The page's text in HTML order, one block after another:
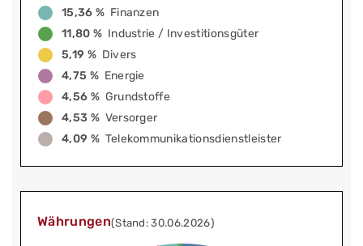
15,36 % Finanzen
11,80 % Industrie / Investitionsgüter
5,19 % Divers
4,75 % Energie
4,56 % Grundstoffe
4,53 % Versorger
4,09 % Telekommunikationsdienstleister
Währungen(Stand: 30.06.2026)